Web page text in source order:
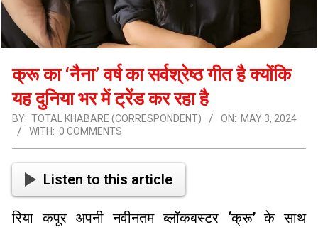
क्रू का ‘नैना’ वर्ष का सर्वश्रेष्ठ गीत है क्योंकि
यह दुनिया भर में ट्रेंड कर रहा है
BY: TOTAL KHABARE (CORRESPONDENT) ON: MAY 3, 2024
WITH: 0 COMMENTS
Listen to this article
रिया कपूर अपनी नवीनतम ब्लॉकबस्टर ‘क्रू’ के साथ